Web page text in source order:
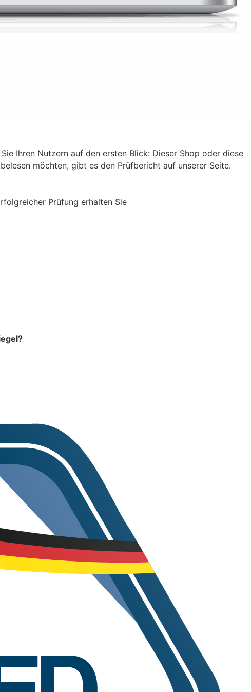
Ihren Nutzern auf den ersten Blick: Dieser Shop oder diese
möchten, gibt es den Prüfbericht auf unserer Seite.
Prüfung erhalten Sie